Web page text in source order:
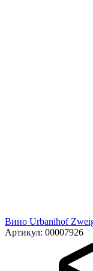
Вино Urbanihof
Артикул: 00007926